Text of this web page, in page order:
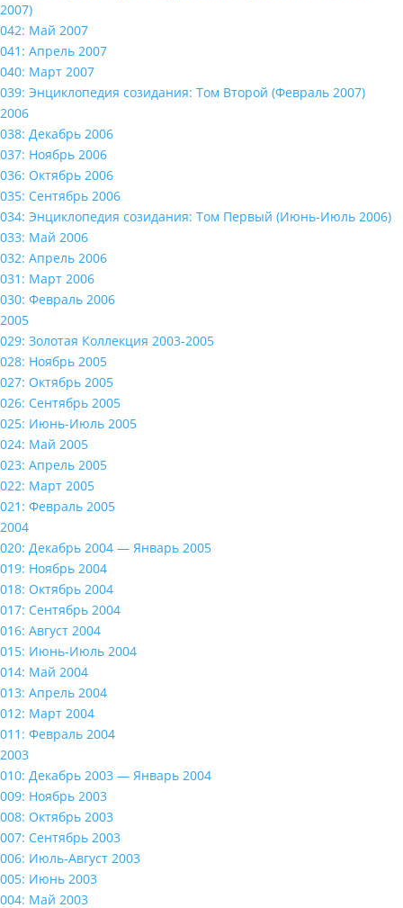
2007)
042: Май 2007
041: Апрель 2007
040: Март 2007
039: Энциклопедия созидания: Том Второй (Февраль 2007)
2006
038: Декабрь 2006
037: Ноябрь 2006
036: Октябрь 2006
035: Сентябрь 2006
034: Энциклопедия созидания: Том Первый (Июнь-Июль 2006)
033: Май 2006
032: Апрель 2006
031: Март 2006
030: Февраль 2006
2005
029: Золотая Коллекция 2003-2005
028: Ноябрь 2005
027: Октябрь 2005
026: Сентябрь 2005
025: Июнь-Июль 2005
024: Май 2005
023: Апрель 2005
022: Март 2005
021: Февраль 2005
2004
020: Декабрь 2004 — Январь 2005
019: Ноябрь 2004
018: Октябрь 2004
017: Сентябрь 2004
016: Август 2004
015: Июнь-Июль 2004
014: Май 2004
013: Апрель 2004
012: Март 2004
011: Февраль 2004
2003
010: Декабрь 2003 — Январь 2004
009: Ноябрь 2003
008: Октябрь 2003
007: Сентябрь 2003
006: Июль-Август 2003
005: Июнь 2003
004: Май 2003